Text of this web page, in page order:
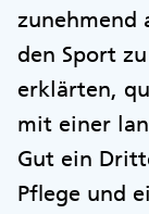
zunehmend
den Sport
erklärten,
mit einer
Gut ein
Pflege und